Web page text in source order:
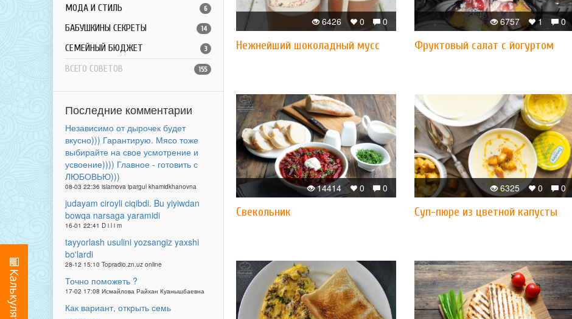
МОДА И СТИЛЬ 6
БАБУШКИНЫ СЕКРЕТЫ 14
СЕМЕЙНЫЙ БЮДЖЕТ 3
ВСЕГО СОВЕТОВ 155
Последние комментарии
Независимо от дырочек будет
вкусно))) Гарантирую. Мясо тоже
выбирайте на свое усмотрение и
усвоение)))) Главное - готовить с
ЛЮБОВЬЮ)))
08-03 22:36 islamova ipargul khamidkhanovna
judayam ciroyli ciqibdi. Bu yiyiwdan
bowqa narsaga yaramidi
16-01 22:41 D i l i m
tayyorlash usulini yozsangiz yaxshi
bo'lardi
28-12 15:10 Topradio.zn.uz online
Точно поможеть ?
17-02 17:08 Исмайлова Райхан Куанышбаевна
Как вариант, открыть семь
0
0
6426
Нежнейший шоколадный мусс
0
1
6757
Фруктовый салат с йогуртом
0
0
14414
Свекольник
0
0
6325
Суп-пюре из цветной капусты